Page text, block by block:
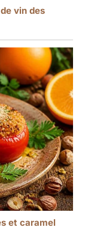
vin des
et caramel